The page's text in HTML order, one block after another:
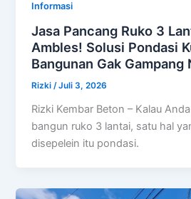
Informasi
Jasa Pancang Ruko 3
Ambles! Solusi Pondasi
Bangunan Gak Gampang
Rizki/Juli 3, 2026
Rizki Kembar Beton – Kalau
bangun ruko 3 lantai, satu hal
disepelein itu pondasi.